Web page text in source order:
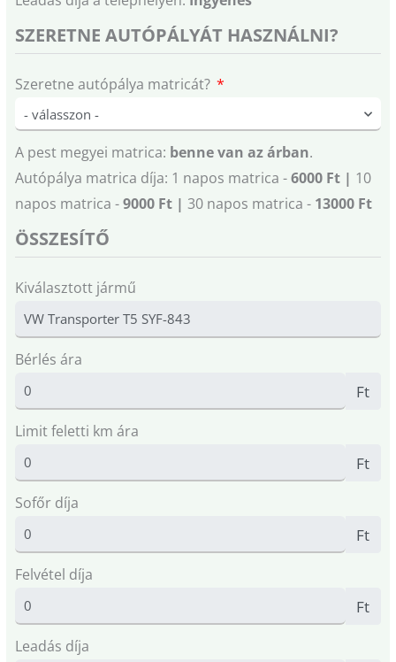
SZERETNE AUTÓPÁLYÁT HASZNÁLNI?
Szeretne autópálya matricát?
A pest megyei matrica: benne van az árban.
Autópálya matrica díja: 1 napos matrica -6000 Ft | 10
napos matrica -9000 Ft | 30 napos matrica - 13000 Ft
ÖSSZESÍTŐ
Kiválasztott jármű
Bérlés ára
Ft
Limit feletti km ára
Ft
Sofőr díja
Ft
Felvétel díja
Ft
Leadás díja